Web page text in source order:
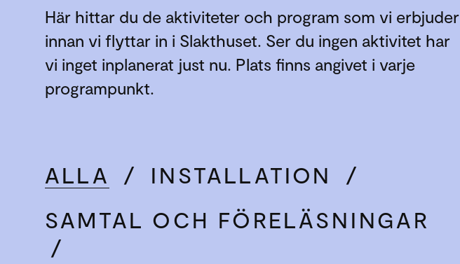
Här hittar du de aktiviteter och program som vi erbjuder
innan vi flyttar in i Slakthuset. Ser du ingen aktivitet har
vi inget inplanerat just nu. Plats finns angivet i varje
programpunkt.
ALLA / INSTALLATION
/
SAMTAL OCH FÖRELÄSNINGAR
/